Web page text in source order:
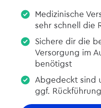
Medizinische
sehr schnell die
Sichere dir die
Versorgung im
benötigst
Abgedeckt sind
ggf.